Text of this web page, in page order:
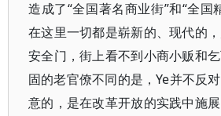
造成了“全国著名商业街”和“全国
在这里一切都是崭新的、现代的
安全门，街上看不到小商小贩和
固的老官僚不同的是，Ye并不反
意的，是在改革开放的实践中施